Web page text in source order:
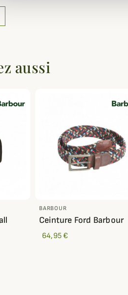
aussi
BARBOUR
Ceinture Ford Barbour
64,95 €